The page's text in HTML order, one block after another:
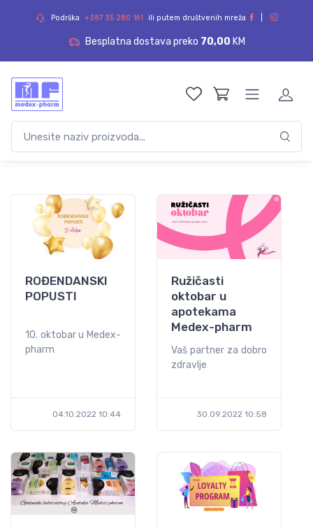
Podrška +387 35 280 161 ili putem društvenih mreža
Besplatna dostava preko 70,00 KM
ROĐENDANSKI
POPUSTI
10. oktobar u Medex-
pharm
04.10.2022 10:44
Ružičasti
oktobar u
apotekama
Medex-pharm
Vaš partner za dobro
zdravlje
30.09.2022 10:58